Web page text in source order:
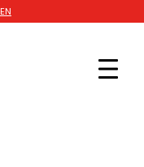
EN